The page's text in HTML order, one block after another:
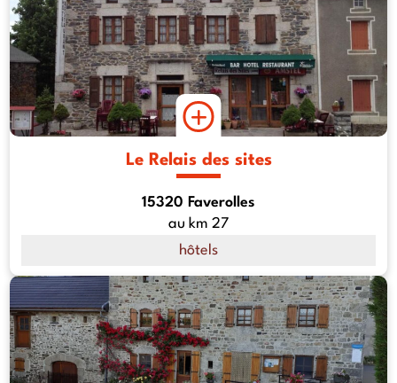
Le Relais des sites
15320 Faverolles
au km 27
hôtels